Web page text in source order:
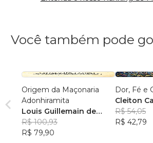
Você também pode
Origem da Maçonaria
Adonhiramita
Louis Guillemain de
Saint-Victor
R$ 100,93
R$ 79,90
Dor, Fé e
Cleiton
R$ 54,05
R$ 42,79